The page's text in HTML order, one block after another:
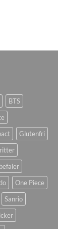
BTS
Glutenfri
One Piece
Sanrio